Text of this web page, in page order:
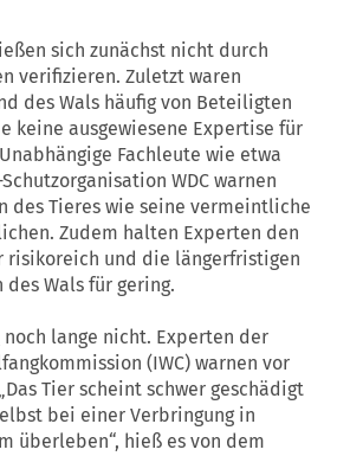
sich zunächst nicht durch
verifizieren. Zuletzt waren
des Wals häufig von Beteiligten
keine ausgewiesene Expertise für
Fachleute wie etwa
WDC warnen
des Tieres wie seine vermeintliche
Zudem halten Experten den
risikoreich und die längerfristigen
Wals für gering.
noch lange nicht. Experten der
(IWC) warnen vor
Tier scheint schwer geschädigt
bei einer Verbringung in
überleben“, hieß es von dem